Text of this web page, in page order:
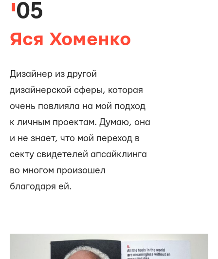
05
Яся Хоменко
Дизайнер из другой
дизайнерской сферы, которая
очень повлияла на мой подход
к личным проектам. Думаю, она
и не знает, что мой переход в
секту свидетелей апсайклинга
во многом произошел
благодаря ей.